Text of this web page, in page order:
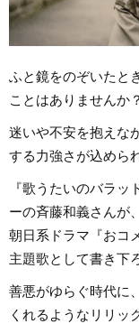
ふと鏡をのぞいたと
ことはありませんか？
迷いや不安を抱えな
する力強さが込めら
『歌うたいのバラ
ーの斉藤和義さんが
朝日系ドラマ『おコ
主題歌として書き下
善悪がゆらぐ時代に
くれるようなリリッ